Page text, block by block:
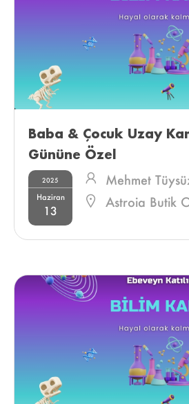
Baba & Çocuk Uzay
Gününe Özel
2025
Haziran
13
Mehmet
Astroia Butik